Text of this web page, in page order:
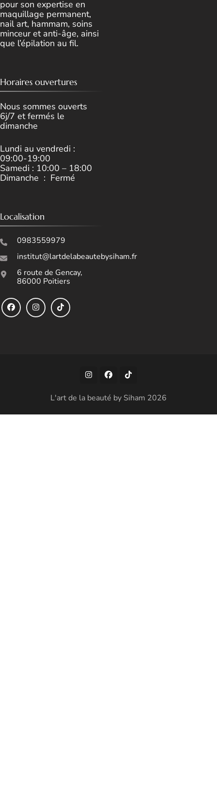
pour son expertise en
maquillage permanent,
nail art, hammam, soins
minceur et anti-âge, ainsi
que l’épilation au fil.
Horaires ouvertures
Nous sommes ouverts
6j/7 et fermés le
dimanche
Lundi au vendredi :
09:00-19:00
Samedi : 10:00 – 18:00
Dimanche : Fermé
Localisation
0983559979
institut@lartdelabeautebysiham.fr
6 route de Gencay,
86000 Poitiers
L'art de la beauté by Siham 2026